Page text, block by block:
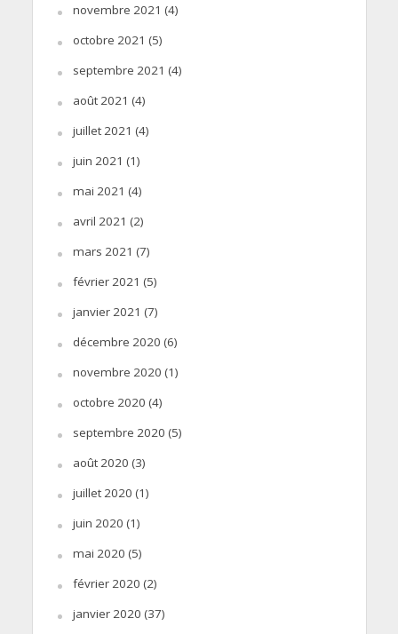
novembre 2021 (4)
octobre 2021 (5)
septembre 2021 (4)
août 2021 (4)
juillet 2021 (4)
juin 2021 (1)
mai 2021 (4)
avril 2021 (2)
mars 2021 (7)
février 2021 (5)
janvier 2021 (7)
décembre 2020 (6)
novembre 2020 (1)
octobre 2020 (4)
septembre 2020 (5)
août 2020 (3)
juillet 2020 (1)
juin 2020 (1)
mai 2020 (5)
février 2020 (2)
janvier 2020 (37)